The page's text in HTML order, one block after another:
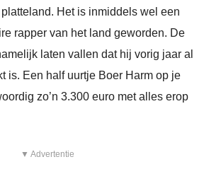
Het is inmiddels wel een
rapper van het land geworden. De
laten vallen dat hij vorig jaar al
is. Een half uurtje Boer Harm op je
zo’n 3.300 euro met alles erop
▼ Advertentie